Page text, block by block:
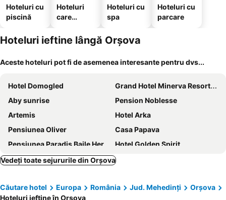
Hoteluri cu
piscină
Hoteluri
care
animale
Hoteluri cu
spa
Hoteluri cu
parcare
Hoteluri ieftine lângă Orşova
Aceste hoteluri pot fi de asemenea interesante pentru dvs...
Hotel Domogled
Grand Hotel Minerva Resort & SPA
Aby sunrise
Pension Noblesse
Artemis
Hotel Arka
Pensiunea Oliver
Casa Papava
Pensiunea Paradis Baile Herculane
Hotel Golden Spirit
Casa Patryk
Pension RouaDeMunte
Hotel International
Roman
Vedeți toate sejururile din Orşova
Căutare hotel Europa România Jud. Mehedinți
Orşova
Hoteluri ieftine în Orşova